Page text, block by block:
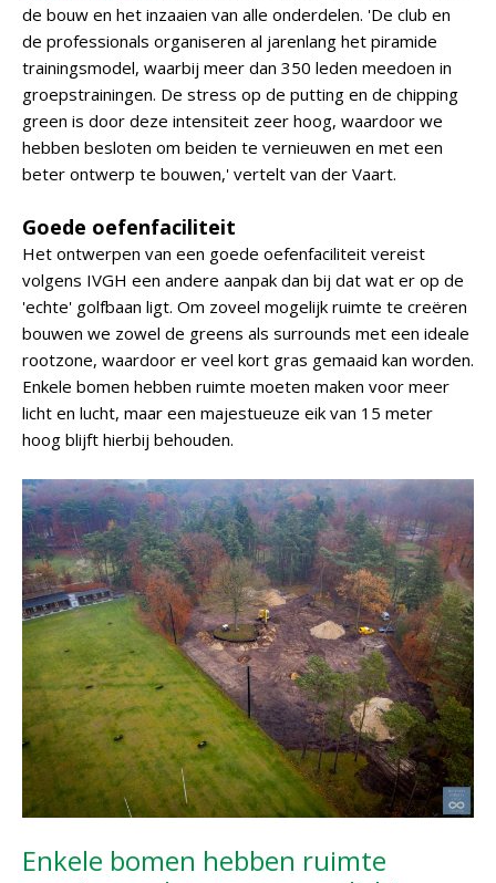
de bouw en het inzaaien van alle onderdelen. 'De club en
de professionals organiseren al jarenlang het piramide
trainingsmodel, waarbij meer dan 350 leden meedoen in
groepstrainingen. De stress op de putting en de chipping
green is door deze intensiteit zeer hoog, waardoor we
hebben besloten om beiden te vernieuwen en met een
beter ontwerp te bouwen,' vertelt van der Vaart.
Goede oefenfaciliteit
Het ontwerpen van een goede oefenfaciliteit vereist
volgens IVGH een andere aanpak dan bij dat wat er op de
'echte' golfbaan ligt. Om zoveel mogelijk ruimte te creëren
bouwen we zowel de greens als surrounds met een ideale
rootzone, waardoor er veel kort gras gemaaid kan worden.
Enkele bomen hebben ruimte moeten maken voor meer
licht en lucht, maar een majestueuze eik van 15 meter
hoog blijft hierbij behouden.
Enkele bomen hebben ruimte